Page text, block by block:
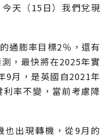
天（15日）我們兌現
通膨率目標2％，還有
，最快將在2025年實
9月，是英國自2021年
率不變，當前考慮降
也出現轉機，從9月的